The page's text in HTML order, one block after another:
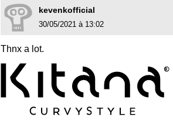
kevenkofficial
30/05/2021 à 13:02
Thnx a lot.